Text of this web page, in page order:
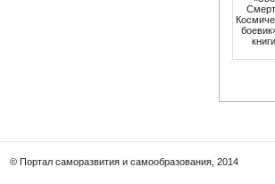
© Портал саморазвития и самообразования, 2014